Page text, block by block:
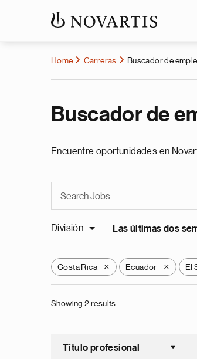
Home Carreras Buscador de
Buscador de
Encuentre oportunidades en
División Las últimas dos
Costa Rica X Ecuador X El
Showing 2 results
Título profesional